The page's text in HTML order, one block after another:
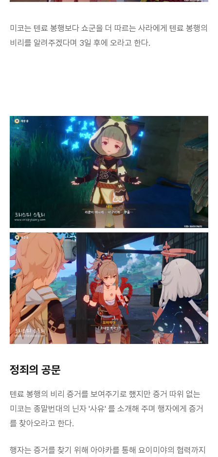
미코는 텐료 봉행보다 쇼군을 더 따르는 사라에게 텐료 봉행의
비리를 알려주겠다며 3일 후에 오라고 한다.
정죄의 공문
텐료 봉행의 비리 증거를 보여주기로 했지만 증거 따위 없는
미코는 종말번대의 닌자 '사유' 를 소개해 주며 행자에게 증거
를 찾아오라고 한다.
행자는 증거를 찾기 위해 아야카를 통해 요이미야의 협력까지